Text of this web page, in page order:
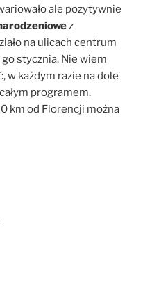
ale pozytywnie
z
na ulicach centrum
stycznia. Nie wiem
w każdym razie na dole
programem.
km od Florencji można